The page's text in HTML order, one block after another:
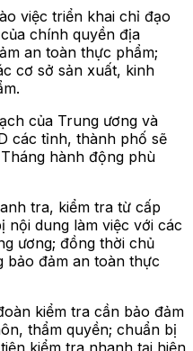
việc triển khai chỉ đạo
chính quyền địa
an toàn thực phẩm;
cơ sở sản xuất, kinh
của Trung ương và
các tỉnh, thành phố sẽ
hành động phù
tra, kiểm tra từ cấp
dung làm việc với các
ương; đồng thời chủ
bảo đảm an toàn thực
kiểm tra cần bảo đảm
thẩm quyền; chuẩn bị
kiểm tra nhanh tại hiện